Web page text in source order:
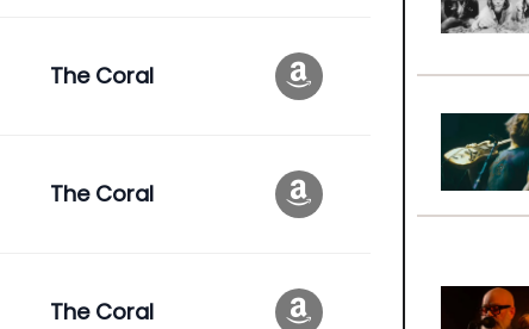
The Coral
The Coral
The Coral